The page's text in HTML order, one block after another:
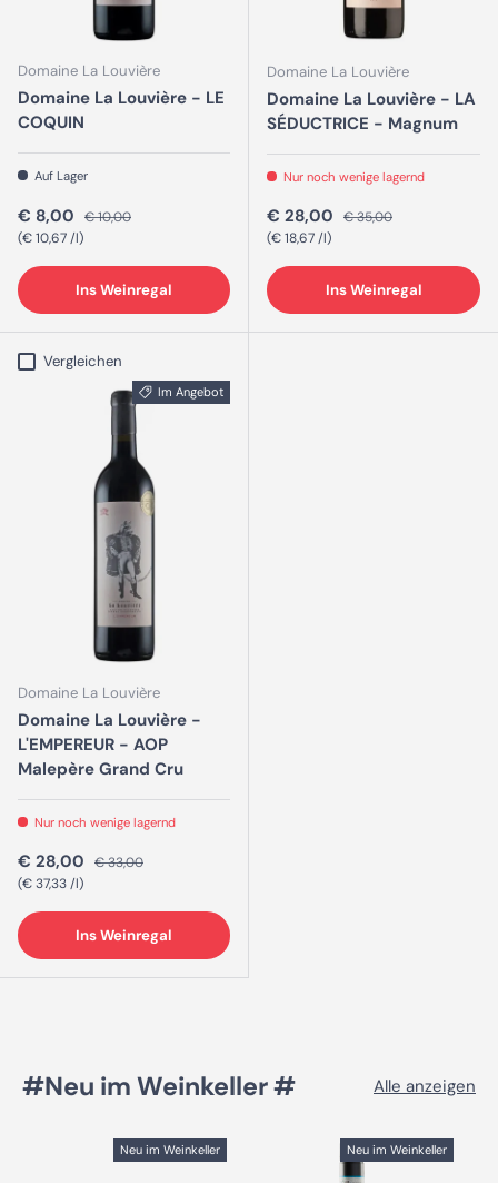
Domaine La Louvière
Domaine La Louvière - LE
COQUIN
Auf Lager
Verkaufspreis
€ 8,00 Normaler Preis
€ 10,00
Grundpreis
€ 10,67 /l
Ins Weinregal
Domaine La Louvière
Domaine La Louvière - LA
SÉDUCTRICE - Magnum
Nur noch wenige lagernd
Verkaufspreis
€ 28,00 Normaler Preis
€ 35,00
Grundpreis
€ 18,67 /l
Ins Weinregal
Vergleichen
Im Angebot
Domaine La Louvière
Domaine La Louvière -
L'EMPEREUR - AOP
Malepère Grand Cru
Nur noch wenige lagernd
Verkaufspreis
€ 28,00 Normaler Preis
€ 33,00
Grundpreis
€ 37,33 /l
Ins Weinregal
#Neu im Weinkeller # Alle anzeigen
Neu im Weinkeller Neu im Weinkeller